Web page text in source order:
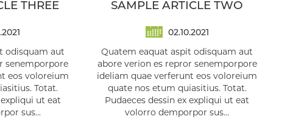
THREE
odisquam aut
senemporpore
eos voloreium
Totat.
expliqui ut eat
sus...
SAMPLE ARTICLE TWO
02.10.2021
Quatem eaquat aspit odisquam aut
abore verion es repror senemporpore
ideliam quae verferunt eos voloreium
quate nos etum quiasitius. Totat.
Pudaeces dessin ex expliqui ut eat
volorro demporpor sus...